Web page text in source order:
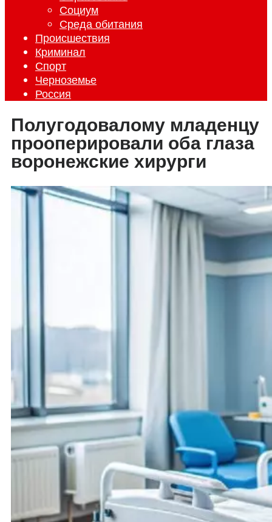
Социум
Среда обитания
Происшествия
Криминал
Спорт
Черноземье
Россия
Полугодовалому младенцу
прооперировали оба глаза
воронежские хирурги